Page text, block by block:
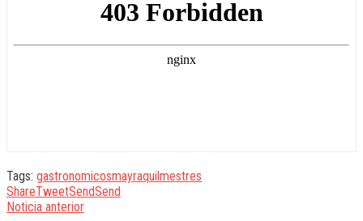
Tags: gastronomicosmayraquilmestres
ShareTweetSendSend
Noticia anterior